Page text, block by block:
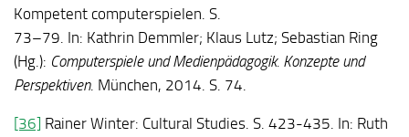
Kompetent computerspielen. S.
73–79. In: Kathrin Demmler; Klaus Lutz; Sebastian Ring
(Hg.): Computerspiele und Medienpädagogik. Konzepte und
Perspektiven. München, 2014. S. 74.
[36] Rainer Winter: Cultural Studies. S. 423-435. In: Ruth